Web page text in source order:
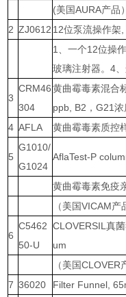
(美国AURA产品）
2 ZJ0612 12位泵流操作架,
1、一个12位操
玻璃注射器。4
3
CRM46
304
黄曲霉毒素混合
ppb, B2，G21浓
4 AFLA 黄曲霉毒素质控
5
G1010/
G1024
AflaTest-P
黄曲霉毒素免疫
（美国VICAM产
6
C5462
50-U
CLOVERSIL真
um
（美国CLOVER
7 36020 Filter Funnel,